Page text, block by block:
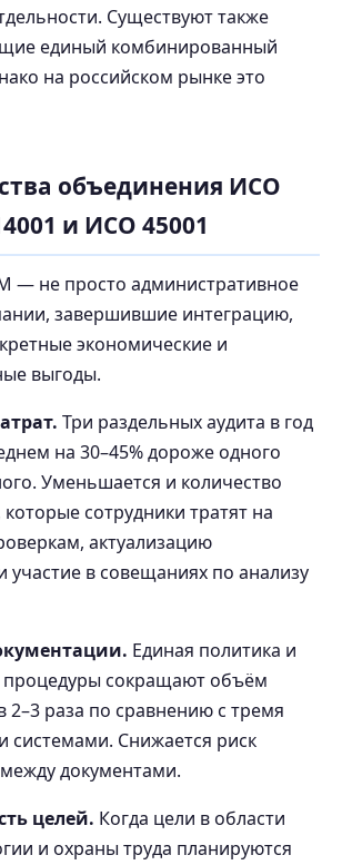
Существуют также
единый комбинированный
на российском рынке это
объединения ИСО
и ИСО 45001
— не просто административное
завершившие интеграцию,
экономические и
выгоды.
Три раздельных аудита в год
на 30–45% дороже одного
Уменьшается и количество
сотрудники тратят на
актуализацию
участие в совещаниях по анализу
Единая политика и
сокращают объём
2–3 раза по сравнению с тремя
системами. Снижается риск
документами.
целей. Когда цели в области
и охраны труда планируются